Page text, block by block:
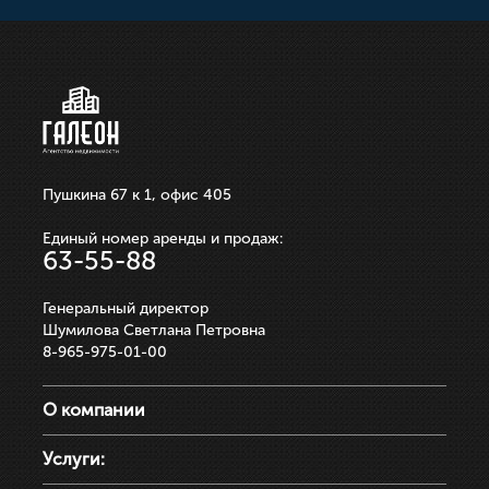
ЗАПИСАТЬСЯ НА ПРОСМОТР
ЗАПИСАТЬСЯ НА ПРОСМОТР
Пушкина 67 к 1, офис 405
Единый номер аренды и продаж:
63-55-88
Генеральный директор
Шумилова Светлана Петровна
8-965-975-01-00
О компании
Услуги: